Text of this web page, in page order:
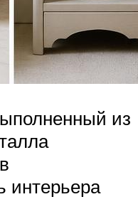
из
интерьера